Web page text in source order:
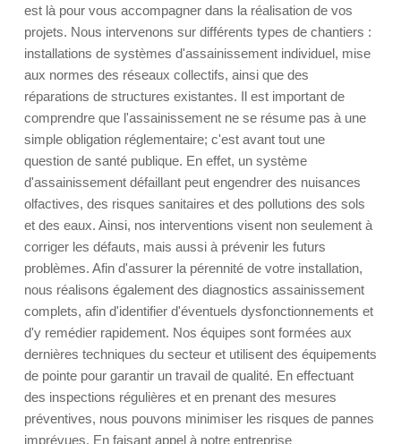
est là pour vous accompagner dans la réalisation de vos
projets. Nous intervenons sur différents types de chantiers :
installations de systèmes d'assainissement individuel, mise
aux normes des réseaux collectifs, ainsi que des
réparations de structures existantes. Il est important de
comprendre que l'assainissement ne se résume pas à une
simple obligation réglementaire; c'est avant tout une
question de santé publique. En effet, un système
d'assainissement défaillant peut engendrer des nuisances
olfactives, des risques sanitaires et des pollutions des sols
et des eaux. Ainsi, nos interventions visent non seulement à
corriger les défauts, mais aussi à prévenir les futurs
problèmes. Afin d'assurer la pérennité de votre installation,
nous réalisons également des diagnostics assainissement
complets, afin d'identifier d'éventuels dysfonctionnements et
d'y remédier rapidement. Nos équipes sont formées aux
dernières techniques du secteur et utilisent des équipements
de pointe pour garantir un travail de qualité. En effectuant
des inspections régulières et en prenant des mesures
préventives, nous pouvons minimiser les risques de pannes
imprévues. En faisant appel à notre entreprise